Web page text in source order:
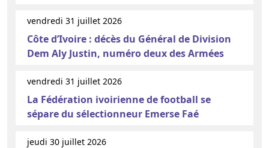
vendredi 31 juillet 2026
Côte d’Ivoire : décès du Général de Division
Dem Aly Justin, numéro deux des Armées
vendredi 31 juillet 2026
La Fédération ivoirienne de football se
sépare du sélectionneur Emerse Faé
jeudi 30 juillet 2026